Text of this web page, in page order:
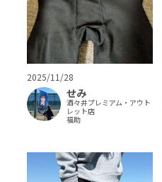
2025/11/28
せみ
酒々井プレミアム・アウト
レット店
福助